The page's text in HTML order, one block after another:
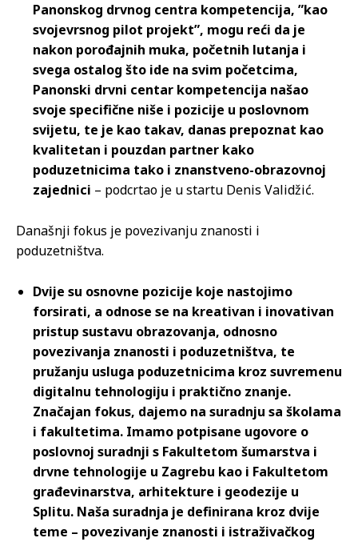
Panonskog drvnog centra kompetencija, ”kao
svojevrsnog pilot projekt”, mogu reći da je
nakon porođajnih muka, početnih lutanja i
svega ostalog što ide na svim početcima,
Panonski drvni centar kompetencija našao
svoje specifične niše i pozicije u poslovnom
svijetu, te je kao takav, danas prepoznat kao
kvalitetan i pouzdan partner kako
poduzetnicima tako i znanstveno-obrazovnoj
zajednici – podcrtao je u startu Denis Validžić.
Današnji fokus je povezivanju znanosti i
poduzetništva.
Dvije su osnovne pozicije koje nastojimo
forsirati, a odnose se na kreativan i inovativan
pristup sustavu obrazovanja, odnosno
povezivanja znanosti i poduzetništva, te
pružanju usluga poduzetnicima kroz suvremenu
digitalnu tehnologiju i praktično znanje.
Značajan fokus, dajemo na suradnju sa školama
i fakultetima. Imamo potpisane ugovore o
poslovnoj suradnji s Fakultetom šumarstva i
drvne tehnologije u Zagrebu kao i Fakultetom
građevinarstva, arhitekture i geodezije u
Splitu. Naša suradnja je definirana kroz dvije
teme – povezivanje znanosti i istraživačkog